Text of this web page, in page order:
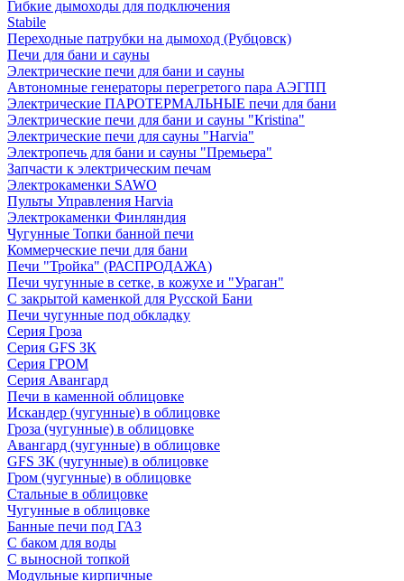
Гибкие дымоходы для подключения
Stabile
Переходные патрубки на дымоход (Рубцовск)
Печи для бани и сауны
Электрические печи для бани и сауны
Автономные генераторы перегретого пара АЭГПП
Электрические ПАРОТЕРМАЛЬНЫЕ печи для бани
Электрические печи для бани и сауны "Кristina"
Электрические печи для сауны "Harvia"
Электропечь для бани и сауны "Премьера"
Запчасти к электрическим печам
Электрокаменки SAWO
Пульты Управления Harvia
Электрокаменки Финляндия
Чугунные Топки банной печи
Коммерческие печи для бани
Печи "Тройка" (РАСПРОДАЖА)
Печи чугунные в сетке, в кожухе и "Ураган"
С закрытой каменкой для Русской Бани
Печи чугунные под обкладку
Серия Гроза
Серия GFS ЗК
Серия ГРОМ
Серия Авангард
Печи в каменной облицовке
Искандер (чугунные) в облицовке
Гроза (чугунные) в облицовке
Авангард (чугунные) в облицовке
GFS ЗК (чугунные) в облицовке
Гром (чугунные) в облицовке
Стальные в облицовке
Чугунные в облицовке
Банные печи под ГАЗ
С баком для воды
С выносной топкой
Модульные кирпичные